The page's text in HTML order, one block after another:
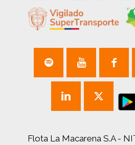
Flota La Macarena S.A -